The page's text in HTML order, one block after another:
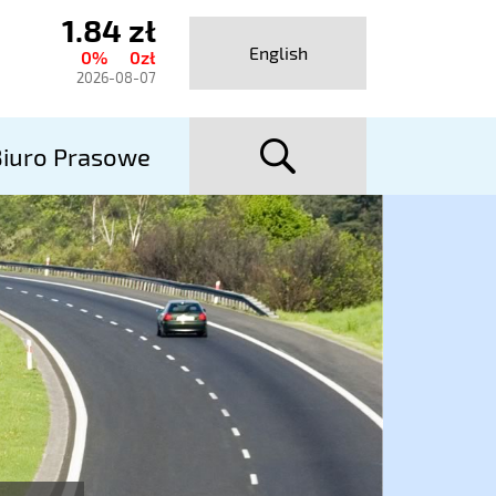
Aktualny
1.84 zł
0% 0zł
2026-08-07
English
Prasowe